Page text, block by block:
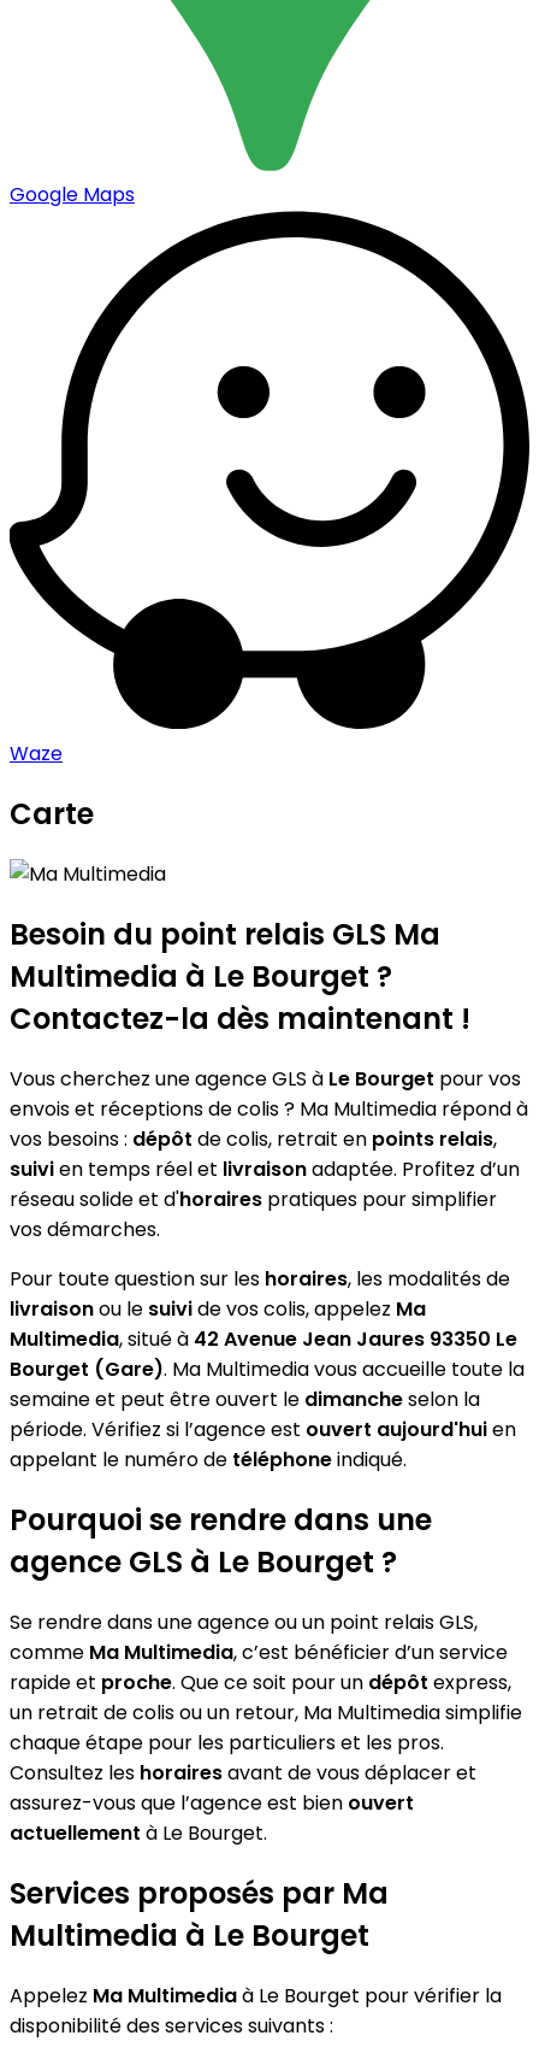
Google Maps
Waze
Carte
+
−
Besoin du point relais GLS Ma
Multimedia à Le Bourget ?
Contactez-la dès maintenant !
Vous cherchez une agence GLS à Le Bourget pour vos
envois et réceptions de colis ? Ma Multimedia répond à
vos besoins : dépôt de colis, retrait en points relais,
suivien temps réel et livraisonadaptée. Profitez d’un
réseau solide et d'horaires pratiques pour simplifier
vos démarches.
Pour toute question sur les horaires, les modalités de
livraisonou le suivide vos colis, appelez Ma
Multimedia, situé à 42 Avenue Jean Jaures 93350 Le
Bourget (Gare). Ma Multimedia vous accueille toute la
semaine et peut être ouvert le dimancheselon la
période. Vérifiez si l’agence est ouvert aujourd'huien
appelant le numéro de téléphoneindiqué.
Pourquoi se rendre dans une
agence GLS à Le Bourget ?
Se rendre dans une agence ou un point relais GLS,
comme Ma Multimedia, c’est bénéficier d’un service
rapide et proche. Que ce soit pour un dépôt express,
un retrait de colis ou un retour, Ma Multimedia simplifie
chaque étape pour les particuliers et les pros.
Consultez les horairesavant de vous déplacer et
assurez-vous que l’agence est bien ouvert
actuellement à Le Bourget.
Services proposés par Ma
Multimedia à Le Bourget
Appelez Ma Multimediaà Le Bourget pour vérifier la
disponibilité des services suivants :